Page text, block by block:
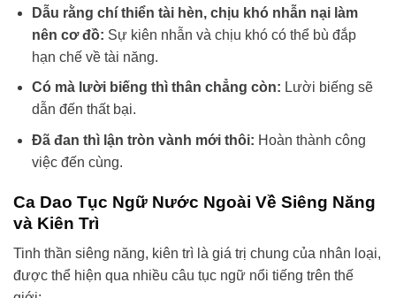
Dẫu rằng chí thiển tài hèn, chịu khó nhẫn nại làm
nên cơ đồ: Sự kiên nhẫn và chịu khó có thể bù đắp
hạn chế về tài năng.
Có mà lười biếng thì thân chẳng còn: Lười biếng sẽ
dẫn đến thất bại.
Đã đan thì lận tròn vành mới thôi: Hoàn thành công
việc đến cùng.
Ca Dao Tục Ngữ Nước Ngoài Về Siêng Năng
và Kiên Trì
Tinh thần siêng năng, kiên trì là giá trị chung của nhân loại,
được thể hiện qua nhiều câu tục ngữ nổi tiếng trên thế